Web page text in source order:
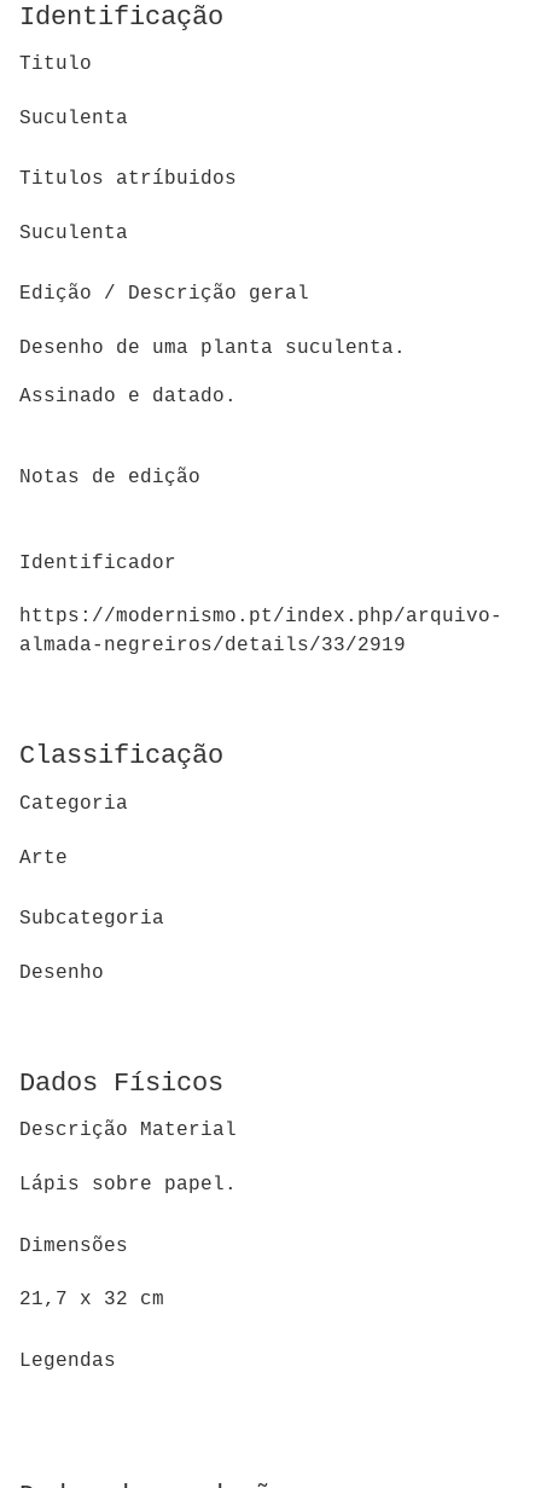
Identificação
Titulo
Suculenta
Titulos atríbuidos
Suculenta
Edição / Descrição geral
Desenho de uma planta suculenta.
Assinado e datado.
Notas de edição
Identificador
https://modernismo.pt/index.php/arquivo-
almada-negreiros/details/33/2919
Classificação
Categoria
Arte
Subcategoria
Desenho
Dados Físicos
Descrição Material
Lápis sobre papel.
Dimensões
21,7 x 32 cm
Legendas